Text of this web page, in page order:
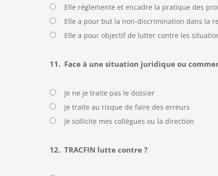
Elle réglemente et encadre la pratique des
Elle a pour but la non-discrimination dans la
Elle a pour objectif de lutter contre les
11. Face à une situation juridique ou
Je ne je traite pas le dossier
Je traite au risque de faire des erreurs
Je sollicite mes collègues ou la direction
12. TRACFIN lutte contre ?